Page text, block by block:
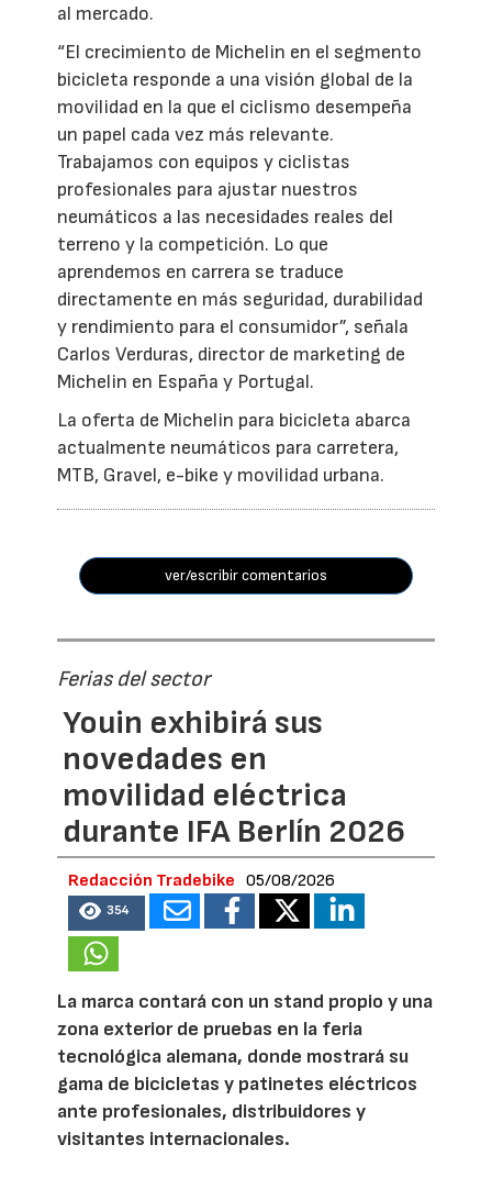
al mercado.
“El crecimiento de Michelin en el segmento
bicicleta responde a una visión global de la
movilidad en la que el ciclismo desempeña
un papel cada vez más relevante.
Trabajamos con equipos y ciclistas
profesionales para ajustar nuestros
neumáticos a las necesidades reales del
terreno y la competición. Lo que
aprendemos en carrera se traduce
directamente en más seguridad, durabilidad
y rendimiento para el consumidor”, señala
Carlos Verduras, director de marketing de
Michelin en España y Portugal.
La oferta de Michelin para bicicleta abarca
actualmente neumáticos para carretera,
MTB, Gravel, e-bike y movilidad urbana.
ver/escribir comentarios
Ferias del sector
Youin exhibirá sus
novedades en
movilidad eléctrica
durante IFA Berlín 2026
Redacción Tradebike 05/08/2026
354
La marca contará con un stand propio y una
zona exterior de pruebas en la feria
tecnológica alemana, donde mostrará su
gama de bicicletas y patinetes eléctricos
ante profesionales, distribuidores y
visitantes internacionales.